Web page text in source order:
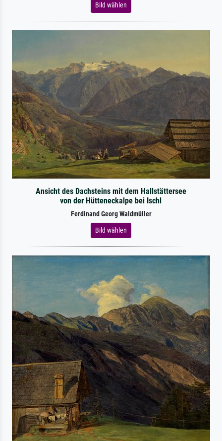
Bild wählen
Ansicht des Dachsteins mit dem Hallstättersee
von der Hütteneckalpe bei Ischl
Ferdinand Georg Waldmüller
Bild wählen